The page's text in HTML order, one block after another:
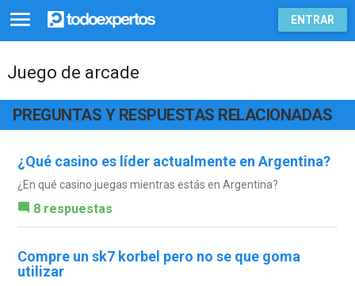
ENTRAR
Juego de arcade
PREGUNTAS Y RESPUESTAS RELACIONADAS
¿Qué casino es líder actualmente en Argentina?
¿En qué casino juegas mientras estás en Argentina?
8 respuestas
Compre un sk7 korbel pero no se que goma
utilizar